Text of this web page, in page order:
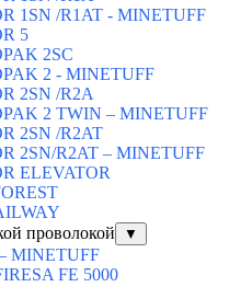
1SN /R1AT - MINETUFF
5
2SС
2 - MINETUFF
2SN /R2A
2 TWIN – MINETUFF
2SN /R2AT
2SN/R2AT – MINETUFF
ELEVATOR
проволокой
▼
MINETUFF
FE 5000